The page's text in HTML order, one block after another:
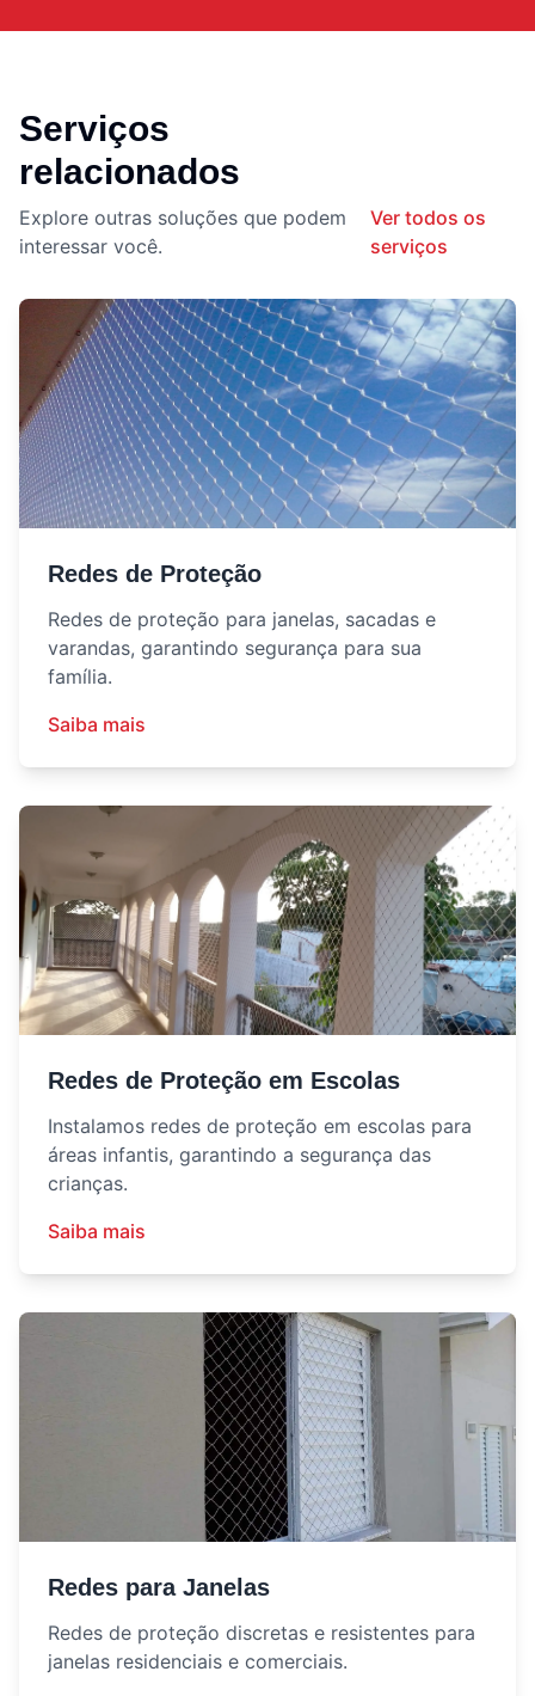
Serviços
relacionados
Explore outras soluções que podem
interessar você.
Ver todos os
serviços
Redes de Proteção
Redes de proteção para janelas, sacadas e
varandas, garantindo segurança para sua
família.
Saiba mais
Redes de Proteção em Escolas
Instalamos redes de proteção em escolas para
áreas infantis, garantindo a segurança das
crianças.
Saiba mais
Redes para Janelas
Redes de proteção discretas e resistentes para
janelas residenciais e comerciais.